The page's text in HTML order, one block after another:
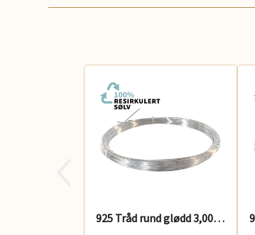
925 Tråd rund glødd 3,00 mm 100 g